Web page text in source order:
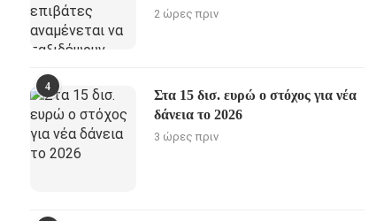
2 ώρες πριν
4
Στα 15 δισ. ευρώ ο στόχος για νέα
δάνεια το 2026
3 ώρες πριν